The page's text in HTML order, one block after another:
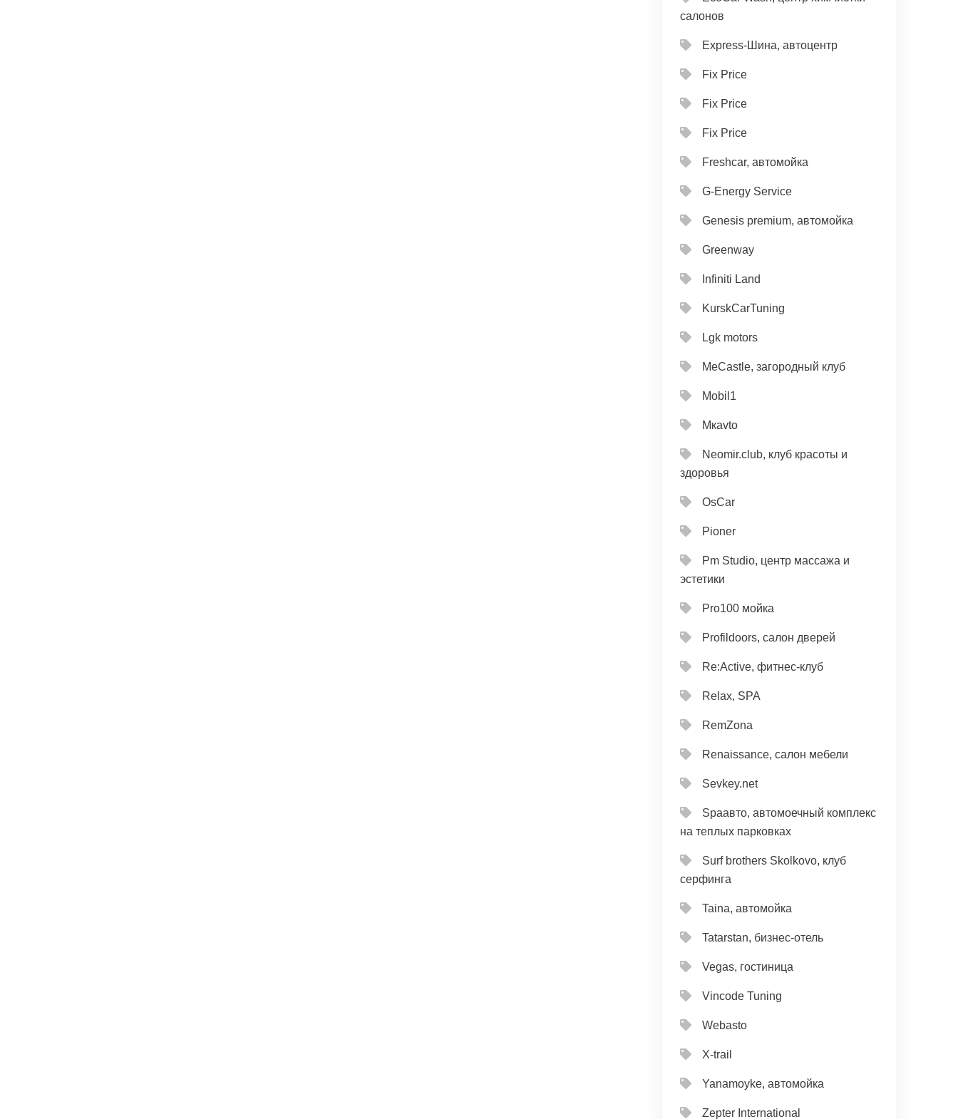
салонов
Express-Шина, автоцентр
Fix Price
Fix Price
Fix Price
Freshcar, автомойка
G-Energy Service
Genesis premium, автомойка
Greenway
Infiniti Land
KurskCarTuning
Lgk motors
MeCastle, загородный клуб
Mobil1
Mкavto
Neomir.club, клуб красоты и
здоровья
OsCar
Pioner
Pm Studio, центр массажа и
эстетики
Pro100 мойка
Profildoors, салон дверей
Re:Active, фитнес-клуб
Relax, SPA
RemZona
Renaissance, салон мебели
Sevkey.net
Spaавто, автомоечный комплекс
на теплых парковках
Surf brothers Skolkovo, клуб
серфинга
Taina, автомойка
Tatarstan, бизнес-отель
Vegas, гостиница
Vincode Tuning
Webasto
X-trail
Yanamoyke, автомойка
Zepter International